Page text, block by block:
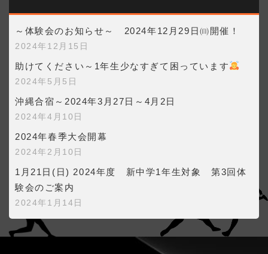
～体験会のお知らせ～ 2024年12月29日㈰開催！
2024年12月15日
助けてください～1年生少なすぎて困っています
2024年5月5日
沖縄合宿～2024年3月27日～4月2日
2024年4月10日
2024年春季大会開幕
2024年2月10日
1月21日(日) 2024年度 新中学1年生対象 第3回体
験会のご案内
2024年1月14日